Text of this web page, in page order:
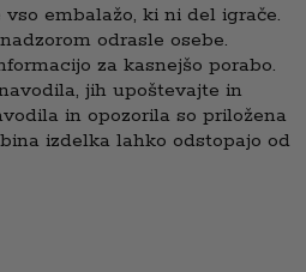
embalažo, ki ni del igrače.
odrasle osebe.
za kasnejšo porabo.
jih upoštevajte in
in opozorila so priložena
izdelka lahko odstopajo od